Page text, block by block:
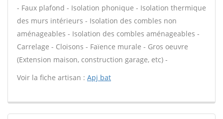
- Faux plafond - Isolation phonique - Isolation thermique
des murs intérieurs - Isolation des combles non
aménageables - Isolation des combles aménageables -
Carrelage - Cloisons - Faïence murale - Gros oeuvre
(Extension maison, construction garage, etc) -
Voir la fiche artisan : Apj bat